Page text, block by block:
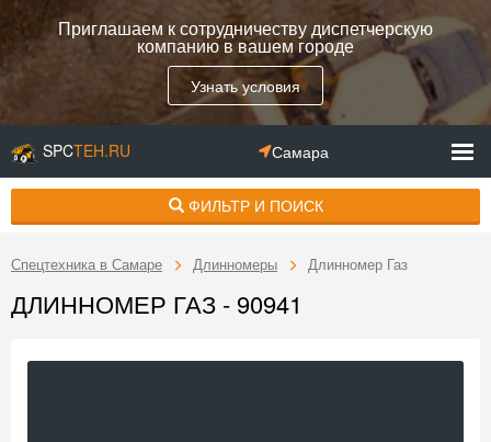
Приглашаем к сотрудничеству диспетчерскую
компанию в вашем городе
Узнать условия
SPCTEH.RU Самара
ФИЛЬТР И ПОИСК
Спецтехника в Самаре Длинномеры Длинномер Газ
ДЛИННОМЕР ГАЗ - 90941